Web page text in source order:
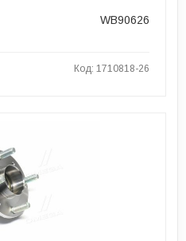
WB90626
Код: 1710818-26